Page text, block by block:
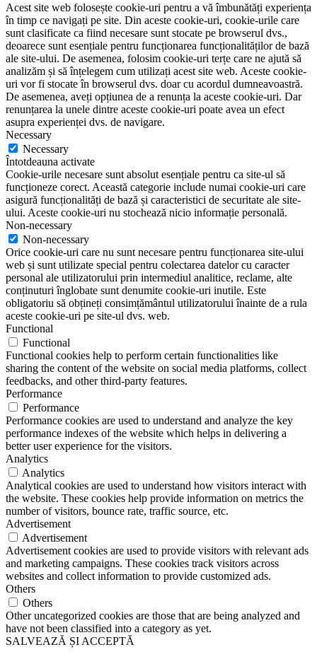
Acest site web folosește cookie-uri pentru a vă îmbunătăți experiența
în timp ce navigați pe site. Din aceste cookie-uri, cookie-urile care
sunt clasificate ca fiind necesare sunt stocate pe browserul dvs.,
deoarece sunt esențiale pentru funcționarea funcționalităților de bază
ale site-ului. De asemenea, folosim cookie-uri terțe care ne ajută să
analizăm și să înțelegem cum utilizați acest site web. Aceste cookie-
uri vor fi stocate în browserul dvs. doar cu acordul dumneavoastră.
De asemenea, aveți opțiunea de a renunța la aceste cookie-uri. Dar
renunțarea la unele dintre aceste cookie-uri poate avea un efect
asupra experienței dvs. de navigare.
Necessary
Necessary
Întotdeauna activate
Cookie-urile necesare sunt absolut esențiale pentru ca site-ul să
funcționeze corect. Această categorie include numai cookie-uri care
asigură funcționalități de bază și caracteristici de securitate ale site-
ului. Aceste cookie-uri nu stochează nicio informație personală.
Non-necessary
Non-necessary
Orice cookie-uri care nu sunt necesare pentru funcționarea site-ului
web și sunt utilizate special pentru colectarea datelor cu caracter
personal ale utilizatorului prin intermediul analitice, reclame, alte
conținuturi înglobate sunt denumite cookie-uri inutile. Este
obligatoriu să obțineți consimțământul utilizatorului înainte de a rula
aceste cookie-uri pe site-ul dvs. web.
Functional
Functional
Functional cookies help to perform certain functionalities like
sharing the content of the website on social media platforms, collect
feedbacks, and other third-party features.
Performance
Performance
Performance cookies are used to understand and analyze the key
performance indexes of the website which helps in delivering a
better user experience for the visitors.
Analytics
Analytics
Analytical cookies are used to understand how visitors interact with
the website. These cookies help provide information on metrics the
number of visitors, bounce rate, traffic source, etc.
Advertisement
Advertisement
Advertisement cookies are used to provide visitors with relevant ads
and marketing campaigns. These cookies track visitors across
websites and collect information to provide customized ads.
Others
Others
Other uncategorized cookies are those that are being analyzed and
have not been classified into a category as yet.
SALVEAZĂ ȘI ACCEPTĂ